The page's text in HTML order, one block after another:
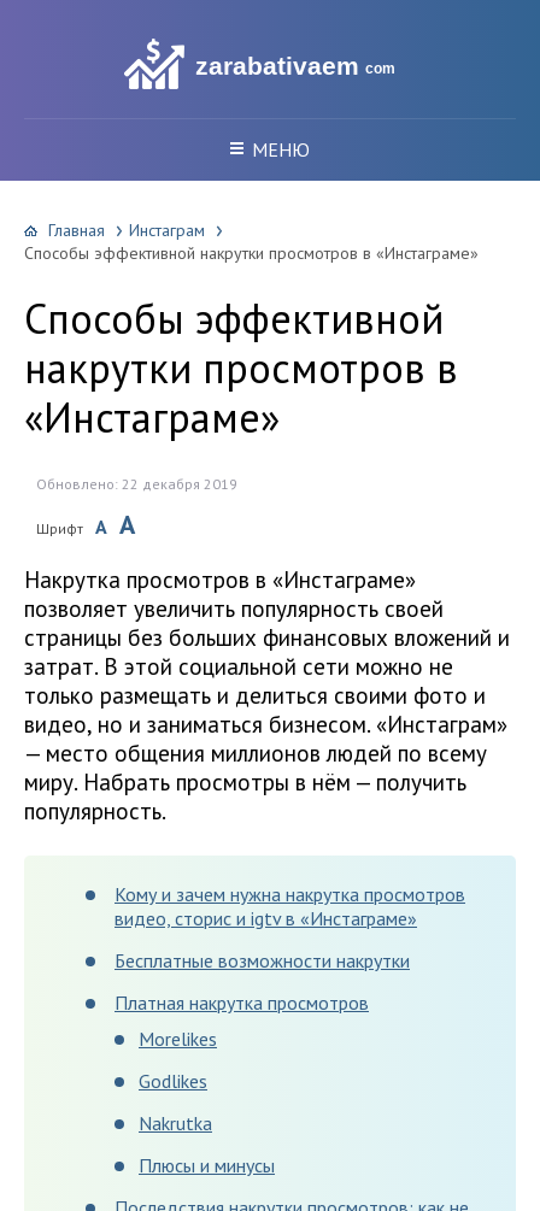
zarabativaem com
МЕНЮ
Главная
Инстаграм
Способы эффективной накрутки просмотров в «Инстаграме»
Способы эффективной
накрутки просмотров в
«Инстаграме»
Обновлено: 22 декабря 2019
Шрифт A A
Накрутка просмотров в «Инстаграме»
позволяет увеличить популярность своей
страницы без больших финансовых вложений и
затрат. В этой социальной сети можно не
только размещать и делиться своими фото и
видео, но и заниматься бизнесом. «Инстаграм»
— место общения миллионов людей по всему
миру. Набрать просмотры в нём — получить
популярность.
Кому и зачем нужна накрутка просмотров
видео, сторис и igtv в «Инстаграме»
Бесплатные возможности накрутки
Платная накрутка просмотров
Morelikes
Godlikes
Nakrutka
Плюсы и минусы